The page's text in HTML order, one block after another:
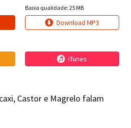
Baixa qualidade: 25 MB
Download MP3
iTunes
Castor e Magrelo falam